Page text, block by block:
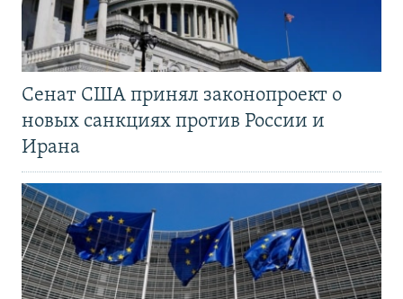
Сенат США принял законопроект о
новых санкциях против России и
Ирана